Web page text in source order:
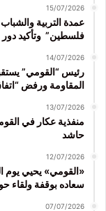
15/07/2026
عمدة التربية
فلسطين” وتأكيد دور
14/07/2026
رئيس “القومي”
المقاومة ورفض
13/07/2026
حاشد
12/07/2026
«القومي» يحيي
سعاده بوقفة ولقاء
07/07/2026